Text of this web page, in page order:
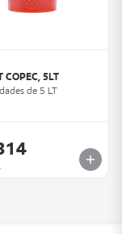
COPEC, 5LT
de 5 LT